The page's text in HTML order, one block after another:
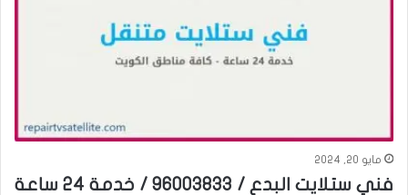
مايو 20, 2024
فني ستلايت البدع / 96003833 / خدمة 24 ساعة